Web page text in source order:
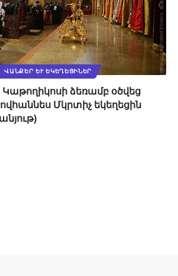
ՎԱՆՔԵՐ ԵՒ ԵԿԵՂԵՑԻՆԵՐ
Կաթողիկոսի ձեռամբ օծվեց
Մկրտիչ եկեղեցին